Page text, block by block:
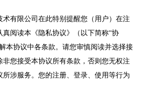
有限公司在此特别提醒您（用户）在注
阅读本《隐私协议》（以下简称“协
本协议中各条款。请您审慎阅读并选择接
非您接受本协议所有条款，否则您无权注
所涉服务。您的注册、登录、使用等行为